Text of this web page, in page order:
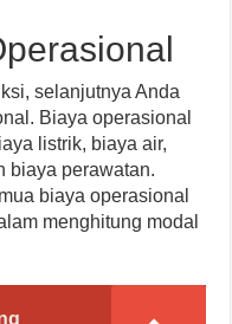
selanjutnya Anda
Biaya operasional
listrik, biaya air,
biaya perawatan.
biaya operasional
menghitung modal